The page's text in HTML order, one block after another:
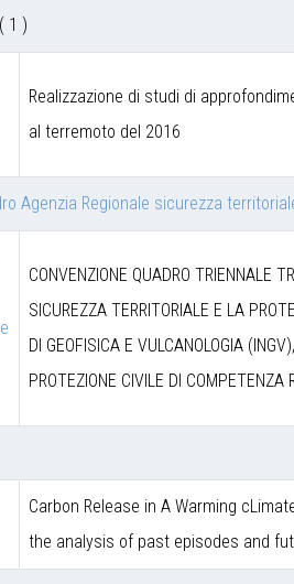
( 1 )
Realizzazione di studi di
al terremoto del 2016
Agenzia Regionale sicurezza
CONVENZIONE QUADRO TRIENNALE
SICUREZZA TERRITORIALE E LA
DI GEOFISICA E VULCANOLOGIA
PROTEZIONE CIVILE DI COMPETENZA
Carbon Release in A Warming
the analysis of past episodes and